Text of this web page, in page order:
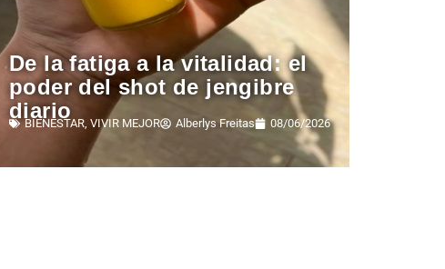
De la fatiga a la vitalidad: el
poder del shot de jengibre
diario
BIENESTAR, VIVIR MEJOR Alberlys Freitas 08/06/2026